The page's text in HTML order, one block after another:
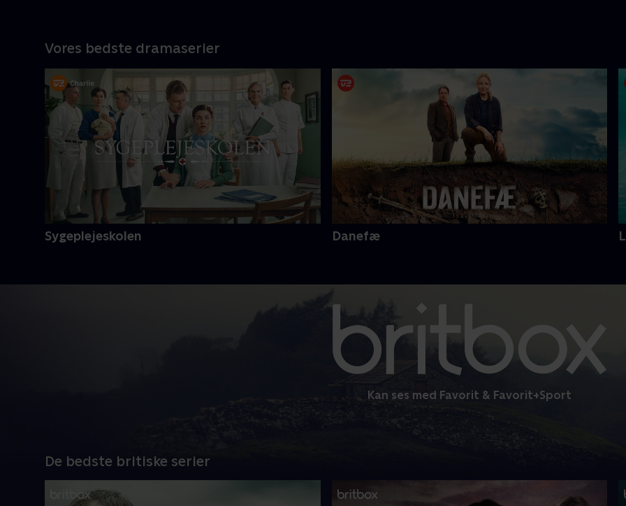
Vores bedste dramaserier
Sygeplejeskolen Danefæ
Kan ses med Favorit & Favorit+Sport
De bedste britiske serier